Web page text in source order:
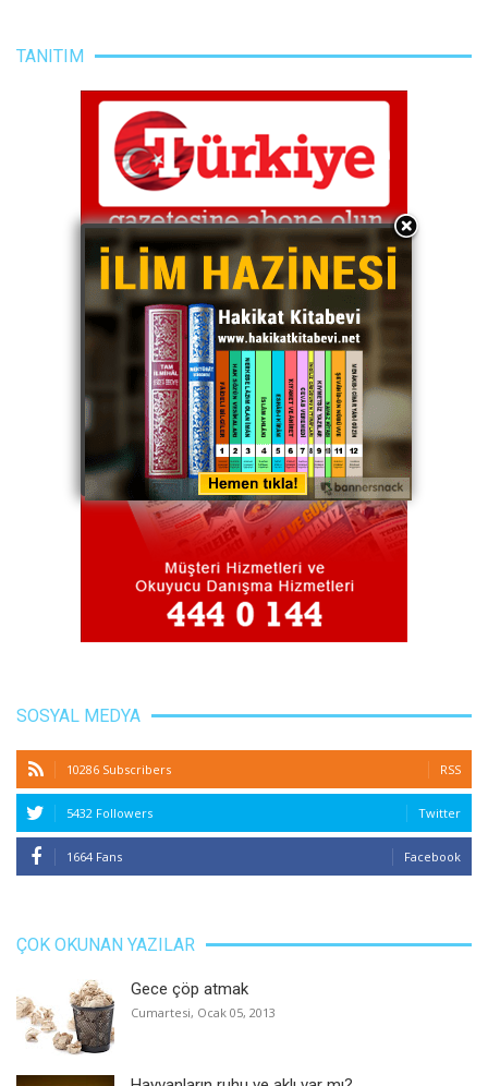
TANITIM
SOSYAL MEDYA
10286 Subscribers RSS
5432 Followers Twitter
1664 Fans Facebook
ÇOK OKUNAN YAZILAR
Gece çöp atmak
Cumartesi, Ocak 05, 2013